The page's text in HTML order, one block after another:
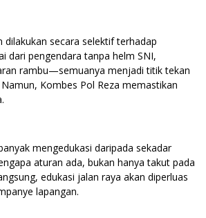
secara selektif terhadap
dari pengendara tanpa helm SNI,
rambu—semuanya menjadi titik tekan
Kombes Pol Reza memastikan
mengedukasi daripada sekadar
aturan ada, bukan hanya takut pada
edukasi jalan raya akan diperluas
lapangan.